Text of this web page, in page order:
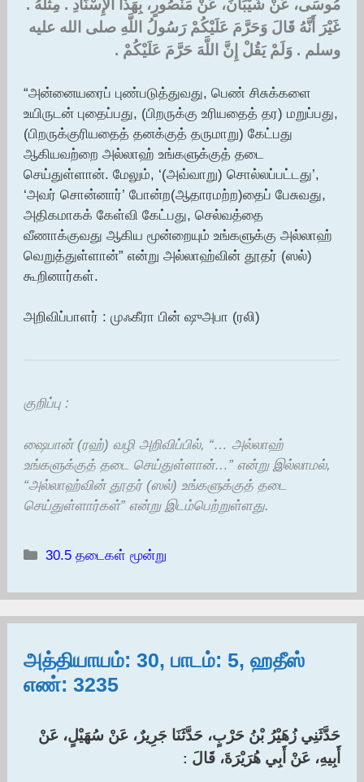
مُوسَى، عَنْ شَيْبَانَ، عَنْ مَنْصُورٍ، بِهَذَا الإِسْنَادِ ‏.‏ مِثْلَهُ ‏.‏
غَيْرَ أَنَّهُ قَالَ وَحَرَّمَ عَلَيْكُمْ رَسُولُ اللَّهِ صلى الله عليه
وسلم ‏.‏ وَلَمْ يَقُلْ إِنَّ اللَّهَ حَرَّمَ عَلَيْكُمْ ‏.‏
“அன்னையரைப் புண்படுத்துவது, பெண் சிசுக்களை
உயிருடன் புதைப்பது, (பிறருக்கு உரியதைத் தர) மறுப்பது,
(பிறருக்குரியதைத் தனக்குத் தருமாறு) கேட்பது
ஆகியவற்றை அல்லாஹ் உங்களுக்குத் தடை
செய்துள்ளான். மேலும், ‘(அவ்வாறு) சொல்லப்பட்டது’,
‘அவர் சொன்னார்’ போன்ற(ஆதாரமற்ற)தைப் பேசுவது,
அதிகமாகக் கேள்வி கேட்பது, செல்வத்தை
வீணாக்குவது ஆகிய மூன்றையும் உங்களுக்கு அல்லாஹ்
வெறுத்துள்ளான்” என்று அல்லாஹ்வின் தூதர் (ஸல்)
கூறினார்கள்.
அறிவிப்பாளர் : முஃகீரா பின் ஷுஅபா (ரலி)
குறிப்பு :
ஷைபான் (ரஹ்) வழி அறிவிப்பில், “… அல்லாஹ்
உங்களுக்குத் தடை செய்துள்ளான்…” என்று இல்லாமல்,
“அல்லாஹ்வின் தூதர் (ஸல்) உங்களுக்குத் தடை
செய்துள்ளார்கள்” என்று இடம்பெற்றுள்ளது.
Categories
30.5 தடைகள் மூன்று
அத்தியாயம்: 30, பாடம்: 5, ஹதீஸ்
எண்: 3235
حَدَّثَنِي زُهَيْرُ بْنُ حَرْبٍ، حَدَّثَنَا جَرِيرٌ، عَنْ سُهَيْلٍ، عَنْ
أَبِيهِ، عَنْ أَبِي هُرَيْرَةَ، قَالَ :‏